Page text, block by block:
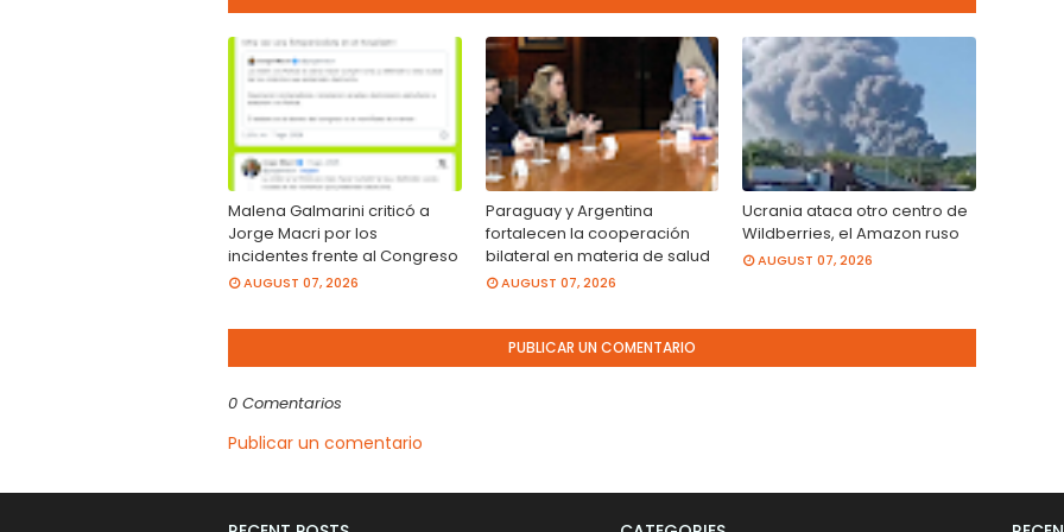
Malena Galmarini criticó a
Jorge Macri por los
incidentes frente al Congreso
AUGUST 07, 2026
Paraguay y Argentina
fortalecen la cooperación
bilateral en materia de salud
AUGUST 07, 2026
Ucrania ataca otro centro de
Wildberries, el Amazon ruso
AUGUST 07, 2026
PUBLICAR UN COMENTARIO
0 Comentarios
Publicar un comentario